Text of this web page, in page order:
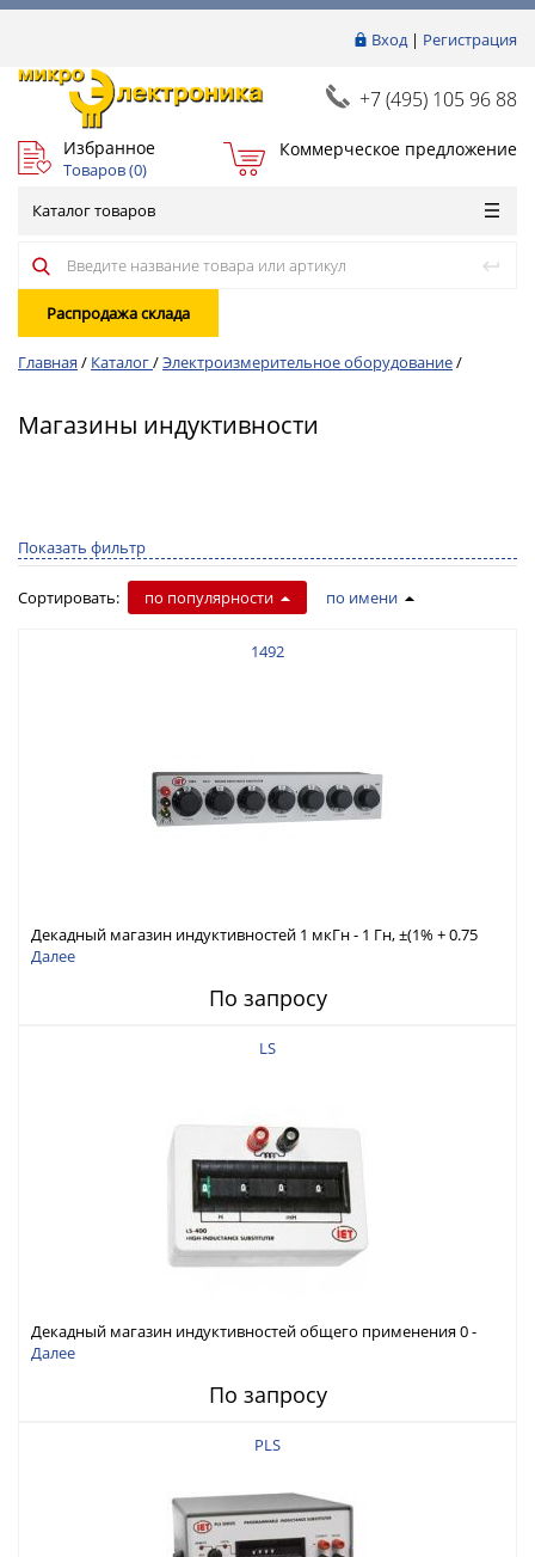
Вход| Регистрация
+7 (495) 105 96 88
Избранное
Товаров (0)
Коммерческое предложение
Каталог товаров
Распродажа склада
Главная / Каталог/Электроизмерительное оборудование/
Магазины индуктивности
Показать фильтр
Сортировать: по популярности по имени
1492
Декадный магазин индуктивностей 1 мкГн - 1 Гн, ±(1% + 0.75
мкГн)
Далее
По запросу
LS
Декадный магазин индуктивностей общего применения 0 -
9,999 Гн
Далее
По запросу
PLS